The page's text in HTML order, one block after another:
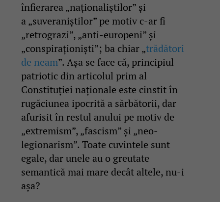
înfierarea „naționaliștilor” și
a „suveraniștilor” pe motiv c-ar fi
„retrograzi”, „anti-europeni” și
„conspiraționiști”; ba chiar „trădători
de neam”. Așa se face că, principiul
patriotic din articolul prim al
Constituției naționale este cinstit în
rugăciunea ipocrită a sărbătorii, dar
afurisit în restul anului pe motiv de
„extremism”, „fascism” și „neo-
legionarism”. Toate cuvintele sunt
egale, dar unele au o greutate
semantică mai mare decât altele, nu-i
așa?